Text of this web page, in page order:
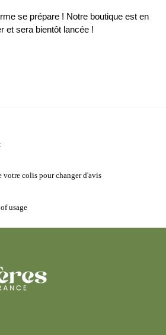
se prépare ! Notre boutique est en
et sera bientôt lancée !
votre colis pour changer d'avis
usage